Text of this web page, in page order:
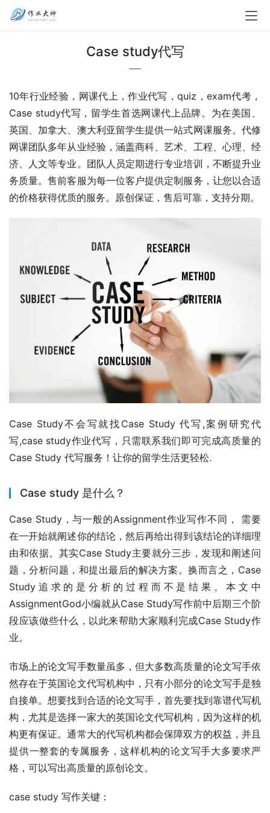
Case study代写
10年行业经验，网课代上，作业代写，quiz，exam代考，
Case study代写，留学生首选网课代上品牌。为在美国、
英国、加拿大、澳大利亚留学生提供一站式网课服务。代修
网课团队多年从业经验，涵盖商科、艺术、工程、心理、经
济、人文等专业。团队人员定期进行专业培训，不断提升业
务质量。售前客服为每一位客户提供定制服务，让您以合适
的价格获得优质的服务。原创保证，售后可靠，支持分期。
Case Study不会写就找Case Study 代写,案例研究代
写,case study作业代写，只需联系我们即可完成高质量的
Case Study 代写服务！让你的留学生活更轻松.
Case study 是什么？
Case Study，与一般的Assignment作业写作不同， 需要
在一开始就阐述你的结论，然后再给出得到该结论的详细理
由和依据。其实Case Study主要就分三步，发现和阐述问
题，分析问题，和提出最后的解决方案。换而言之，Case
Study追求的是分析的过程而不是结果。本文中
AssignmentGod小编就从Case Study写作前中后期三个阶
段应该做些什么，以此来帮助大家顺利完成Case Study作
业。
市场上的论文写手数量虽多，但大多数高质量的论文写手依
然存在于英国论文代写机构中，只有小部分的论文写手是独
自接单。想要找到合适的论文写手，首先要找到靠谱代写机
构，尤其是选择一家大的英国论文代写机构，因为这样的机
构更有保证。通常大的代写机构都会保障双方的权益，并且
提供一整套的专属服务，这样机构的论文写手大多要求严
格，可以写出高质量的原创论文。
case study 写作关键：